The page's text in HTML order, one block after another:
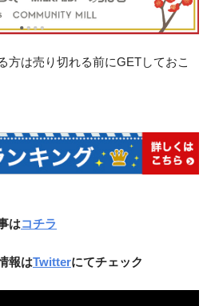
方は売り切れる前にGETしておこ
はコチラ
報はTwitterにてチェック